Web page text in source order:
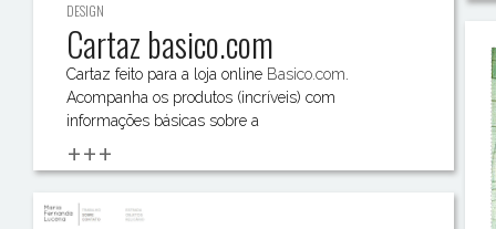
DESIGN
Cartaz basico.com
Cartaz feito para a loja online Basico.com
Acompanha os produtos (incríveis) com
informações básicas sobre a
+++